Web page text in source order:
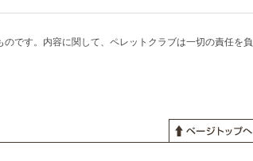
です。内容に関して、ペレットクラブは一切の責任を負